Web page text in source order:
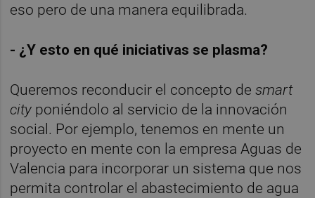
eso pero de una manera equilibrada.
- ¿Y esto en qué iniciativas se plasma?
Queremos reconducir el concepto desmart
city poniéndolo al servicio de la innovación
social. Por ejemplo, tenemos en mente un
proyecto en mente con la empresa Aguas de
Valencia para incorporar un sistema que nos
permita controlar el abastecimiento de agua